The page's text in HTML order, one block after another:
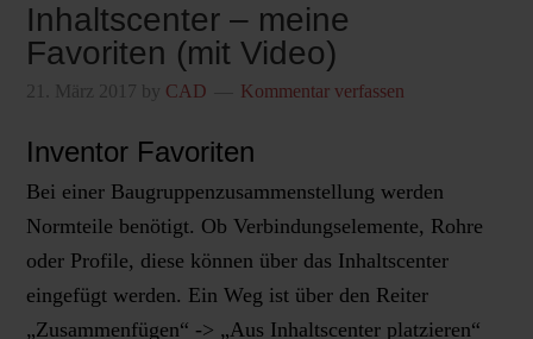
Inhaltscenter – meine
Favoriten (mit Video)
21. März 2017 by CAD Kommentar verfassen
Inventor Favoriten
Bei einer Baugruppenzusammenstellung werden
Normteile benötigt. Ob Verbindungselemente, Rohre
oder Profile, diese können über das Inhaltscenter
eingefügt werden. Ein Weg ist über den Reiter
„Zusammenfügen“ -> „Aus Inhaltscenter platzieren“